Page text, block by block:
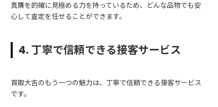
真贋を的確に見極める力を持っているため、どんな品物でも安
心して査定を任せることができます。
4. 丁寧で信頼できる接客サービス
買取大吉のもう一つの魅力は、丁寧で信頼できる接客サービス
です。